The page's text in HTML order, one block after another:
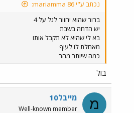
נכתב ע"י mariamma 86:
ברור שהוא יחזור לגל על 4
יש הדחה בשבת
בא לי שהיא לא תקבל אותו
מאחלת לו לעוף
כמה שיותר מהר
בול
מ מייבל10
Well-known member